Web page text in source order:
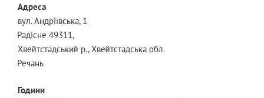
Адреса
вул. Андріївська, 1
Радісне 49311,
Хвейтстадський р., Хвейтстадська обл.
Речань
Години